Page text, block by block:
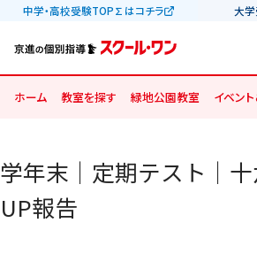
中学・高校受験TOP∑はコチラ 大
ホーム 教室を探す 緑地公園教室 イベン
学年末｜定期テスト｜
UP報告